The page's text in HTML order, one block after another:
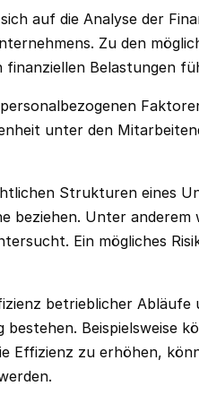
auf die Analyse der
Zu den
Belastungen
unter den
Strukturen eines
beziehen. Unter anderem
Ein mögliches
betrieblicher Abläufe
Beispielsweise
Effizienz zu erhöhen,